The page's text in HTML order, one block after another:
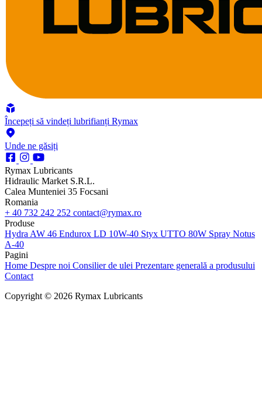
Începeți să vindeți lubrifianți Rymax
Unde ne găsiți
Rymax Lubricants
Hidraulic Market S.R.L.
Calea Munteniei 35 Focsani
Romania
+ 40 732 242 252 contact@rymax.ro
Produse
Hydra AW 46 Endurox LD 10W-40 Styx UTTO 80W Spray Notus
A-40
Pagini
Home Despre noi Consilier de ulei Prezentare generală a produsului
Contact
Copyright © 2026 Rymax Lubricants